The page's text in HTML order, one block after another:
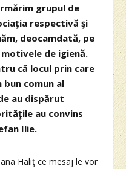
grupul de
respectivă şi
deocamdată, pe
de igienă.
că locul prin care
bun comun al
au dispărut
au convins
Ilie.
Haliţ ce mesaj le vor